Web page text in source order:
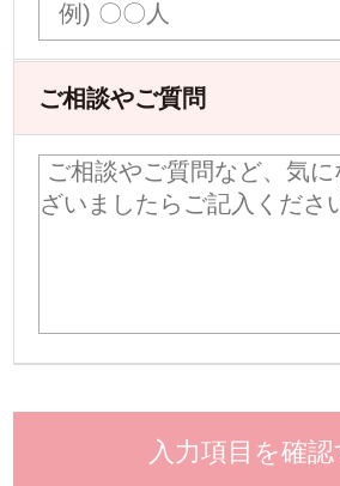
ご相談やご質問
入力項目を確認